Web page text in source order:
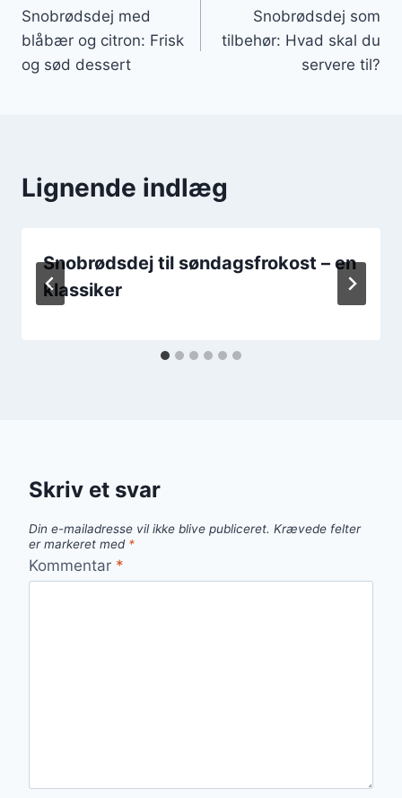
Snobrødsdej med
blåbær og citron: Frisk
og sød dessert
Snobrødsdej som
tilbehør: Hvad skal du
servere til?
Lignende indlæg
Snobrødsdej til søndagsfrokost – en
klassiker
Skriv et svar
Din e-mailadresse vil ikke blive publiceret. Krævede felter
er markeret med *
Kommentar *